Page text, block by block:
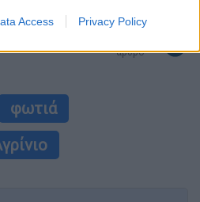
authentication
prevention, and other
Access Privacy Policy
άρθρο
φωτιά